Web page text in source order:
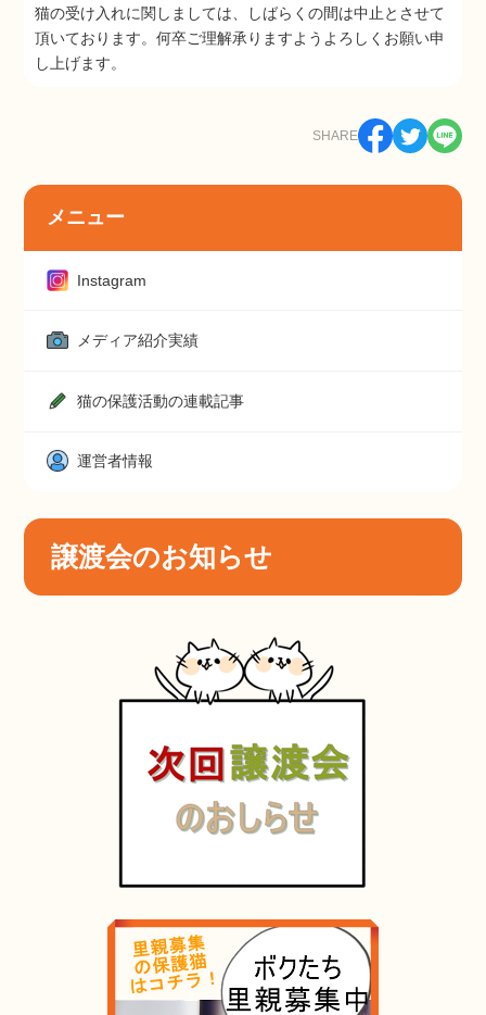
猫の受け入れに関しましては、しばらくの間は中止とさせて
頂いております。何卒ご理解承りますようよろしくお願い申
し上げます。
SHARE
メニュー
Instagram
メディア紹介実績
猫の保護活動の連載記事
運営者情報
譲渡会のお知らせ